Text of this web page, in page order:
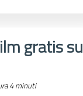
gratis su
4 minuti